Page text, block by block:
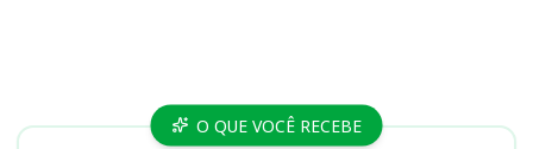
Cursos SERPROO QUE VOCÊ RECEBE